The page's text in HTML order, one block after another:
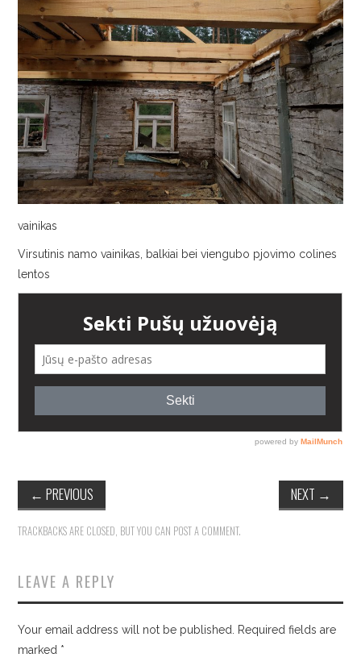
vainikas
Virsutinis namo vainikas, balkiai bei viengubo pjovimo colines
lentos
← PREVIOUS NEXT →
TRACKBACKS ARE CLOSED, BUT YOU CAN POST A COMMENT.
LEAVE A REPLY
Your email address will not be published.
Required fields are
marked *